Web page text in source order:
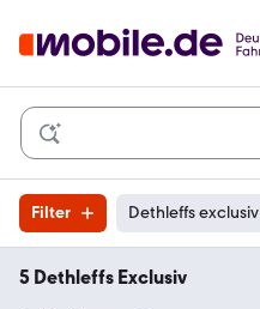
Filter Dethleffs exclusiv
5 Dethleffs Exclusiv